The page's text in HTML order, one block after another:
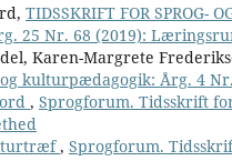
TIDSSKRIFT FOR SPROG-
25 Nr. 68 (2019):
Karen-Margrete
kulturpædagogik: Årg. 4
, Sprogforum. Tidsskrift
, Sprogforum.